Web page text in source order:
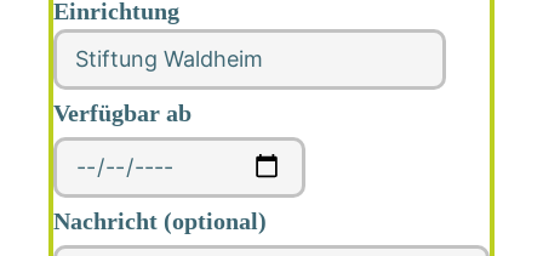
Einrichtung
Verfügbar ab
Nachricht (optional)